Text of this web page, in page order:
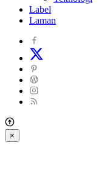
Label
Laman
×